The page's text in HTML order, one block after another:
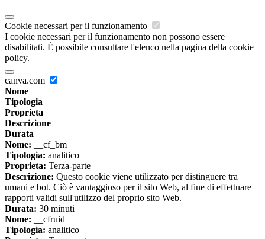
Cookie necessari per il funzionamento
I cookie necessari per il funzionamento non possono essere
disabilitati. È possibile consultare l'elenco nella pagina della cookie
policy.
canva.com
Nome
Tipologia
Proprieta
Descrizione
Durata
Nome: __cf_bm
Tipologia: analitico
Proprieta: Terza-parte
Descrizione: Questo cookie viene utilizzato per distinguere tra
umani e bot. Ciò è vantaggioso per il sito Web, al fine di effettuare
rapporti validi sull'utilizzo del proprio sito Web.
Durata: 30 minuti
Nome: __cfruid
Tipologia: analitico